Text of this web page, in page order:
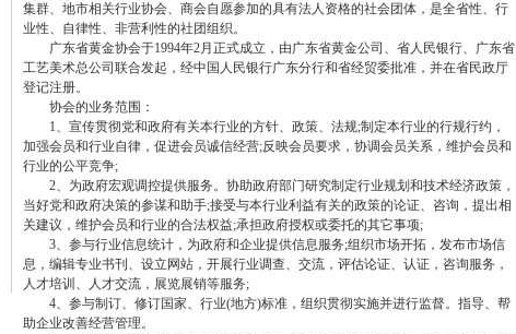
集群、地市相关行业协会、商会自愿参加的具有法人资格的社会团体，是全省性、行
业性、自律性、非营利性的社团组织。
广东省黄金协会于1994年2月正式成立，由广东省黄金公司、省人民银行、广东省
工艺美术总公司联合发起，经中国人民银行广东分行和省经贸委批准，并在省民政厅
登记注册。
协会的业务范围：
1、宣传贯彻党和政府有关本行业的方针、政策、法规;制定本行业的行规行约，
加强会员和行业自律，促进会员诚信经营;反映会员要求，协调会员关系，维护会员和
行业的公平竞争;
2、为政府宏观调控提供服务。协助政府部门研究制定行业规划和技术经济政策，
当好党和政府决策的参谋和助手;接受与本行业利益有关的政策的论证、咨询，提出相
关建议，维护会员和行业的合法权益;承担政府授权或委托的其它事项;
3、参与行业信息统计，为政府和企业提供信息服务;组织市场开拓，发布市场信
息，编辑专业书刊、设立网站，开展行业调查、交流，评估论证、认证，咨询服务，
人才培训、人才交流，展览展销等服务;
4、参与制订、修订国家、行业(地方)标准，组织贯彻实施并进行监督。指导、帮
助企业改善经营管理。